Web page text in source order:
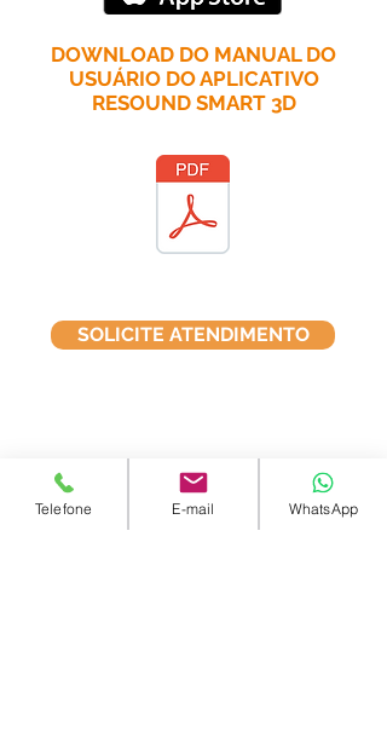
DOWNLOAD DO MANUAL DO
USUÁRIO DO APLICATIVO
RESOUND SMART 3D
SOLICITE ATENDIMENTO
contato@lydcentroauditivo.com.br
Telefone E-mail WhatsApp